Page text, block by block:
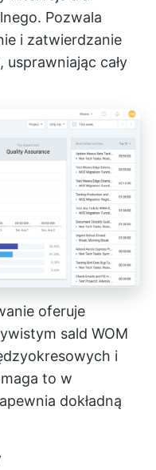
Pozwala
i zatwierdzanie
cały
oferuje
sald WOM
i
to w
dokładną